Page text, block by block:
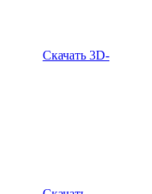
Скачать 3D-